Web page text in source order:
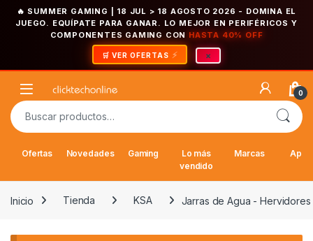
🔥 SUMMER GAMING | 18 JUL > 18 AGOSTO 2026 - DOMINA EL
JUEGO. EQUÍPATE PARA GANAR. LO MEJOR EN PERIFÉRICOS Y
COMPONENTES GAMING CON HASTA 40% OFF
🛒 VER OFERTAS ×
Open 0
Buscar por:
Ofertas Novedades Gaming
Lo más
vendido
Marcas
Inicio Tienda KSA Jarras de Agua - Hervidores